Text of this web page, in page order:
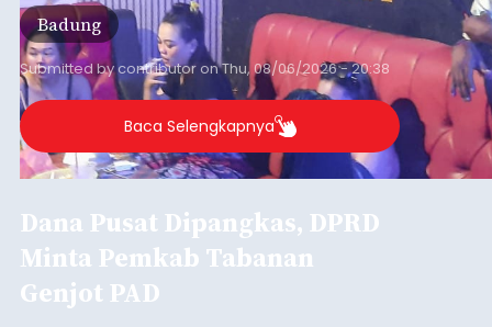
Badung
Submitted bycontributoronThu, 08/06/2026 - 20:38
Baca Selengkapnya
Dana Pusat Dipangkas, DPRD
Minta Pemkab Tabanan
Genjot PAD